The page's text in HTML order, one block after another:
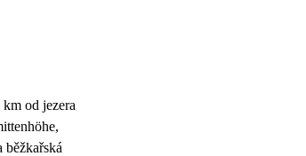
od jezera
běžkařská